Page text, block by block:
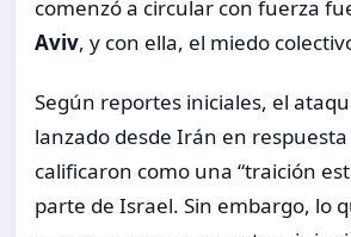
comenzó a circular con fuerza
Aviv, y con ella, el miedo
Según reportes iniciales, el
lanzado desde Irán en
calificaron como una “traición
parte de Israel. Sin embargo, lo